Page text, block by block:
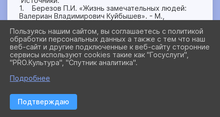
1. Березов П.И. «Жизнь замечательных людей:
Валериан Владимирович Куйбышев». - М.,
г.: https://www.rulit.me/books/valerian-vladimirovich-
kujbyshev-read-585082-1.html
2. Бузурбаев Г.У. «В.В. Куйбышев в Сибири». –
Новосибирск, Новосибирское областное
государственное издательство, 1939 г.:
3. Куйбышева Е.В. «Валериан Владимирович
М., ОГИЗ Государственное издательство
политической литературы, 1938 г.:
https://vk.com/doc458574168_509542325?
Пользуясь нашим сайтом, вы соглашаетесь с политикой
обработки персональных данных а также с тем что наш
веб-сайт и другие подключенные к веб-сайту сторонние
сервисы используют cookies такие как "Госуслуги",
"PRO.Культура", "Спутник аналитика".
Подробнее
Подтверждаю